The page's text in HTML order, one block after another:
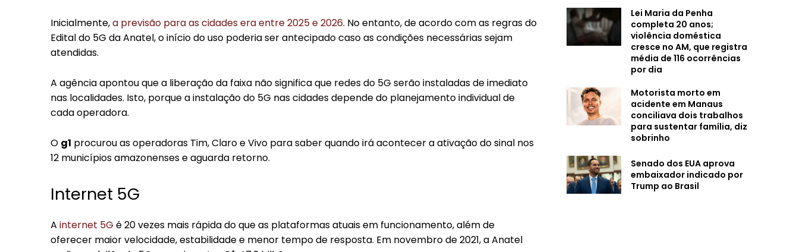
Inicialmente,a previsão para as cidades era entre 2025 e 2026. No entanto, de acordo com as regras do
Edital do 5G da Anatel, o início do uso poderia ser antecipado caso as condições necessárias sejam
atendidas.
A agência apontou que a liberação da faixa não significa que redes do 5G serão instaladas de imediato
nas localidades. Isto, porque a instalação do 5G nas cidades depende do planejamento individual de
cada operadora.
O g1 procurou as operadoras Tim, Claro e Vivo para saber quando irá acontecer a ativação do sinal nos
12 municípios amazonenses e aguarda retorno.
Internet 5G
A internet 5G é 20 vezes mais rápida do que as plataformas atuais em funcionamento, além de
oferecer maior velocidade, estabilidade e menor tempo de resposta. Em novembro de 2021, a Anatel
Lei Maria da Penha
completa 20 anos;
violência doméstica
cresce no AM, que registra
média de 116 ocorrências
por dia
Motorista morto em
acidente em Manaus
conciliava dois trabalhos
para sustentar família, diz
sobrinho
Senado dos EUA aprova
embaixador indicado por
Trump ao Brasil